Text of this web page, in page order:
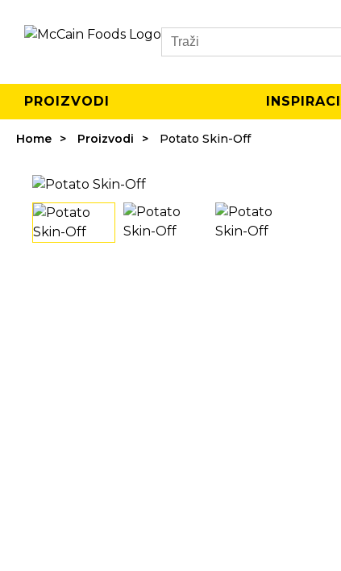
Search
PROIZVODI
Home Proizvodi Potato Skin-Off